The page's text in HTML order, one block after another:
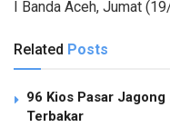
I Banda Aceh, Jumat
Related Posts
96 Kios Pasar
Terbakar